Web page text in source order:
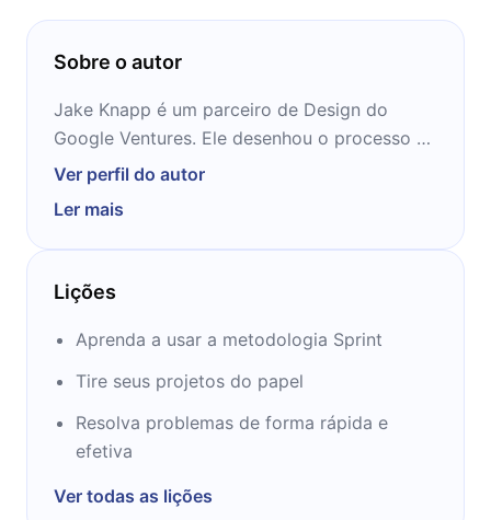
Sobre o autor
Jake Knapp é um parceiro de Design do
Google Ventures. Ele desenhou o processo de
sprint do Ventures e já pôs em prática mais
Nest, Blue Bottle Coffee e Foundation
Medicine.
Ele já palestrou sobre design em Stanford,
UC-Berkeley e Columbia University.
Jake também já foi responsável pela
sprints para tudo, desde o Google X até o
Google Chrome, passando pelo Gmail. Foi ele
também quem começou o Google Hangouts.
Washington State e começou sua carreira de
Ver perfil do autor
Ler mais
Lições
Aprenda a usar a metodologia Sprint
Tire seus projetos do papel
Resolva problemas de forma rápida e
efetiva
Ver todas as lições